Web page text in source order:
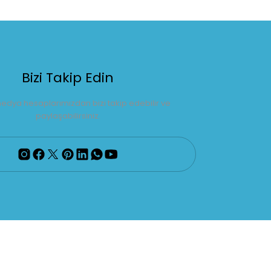
Bizi Takip Edin
hesaplarımızdan bizi takip edebilir ve
paylaşabilirsiniz.